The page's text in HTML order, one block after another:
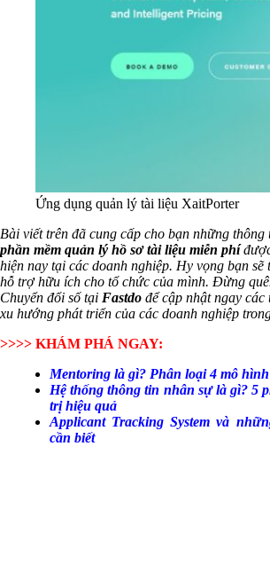
Ứng dụng quản lý tài liệu XaitPorter
Bài viết trên đã cung cấp cho bạn những
phần mềm quản lý hồ sơ tài liệu miễn phí
hiện nay tại các doanh nghiệp. Hy vọng bạn sẽ
hỗ trợ hữu ích cho tổ chức của mình. Đừng
Chuyển đổi số tại Fastdo để cập nhật ngay
xu hướng phát triển của các doanh nghiệp
>>>> KHÁM PHÁ NGAY:
Mentoring là gì? Phân loại 4 mô
Hệ thống thông tin nhân sự là gì? 5
trị hiệu quả
Applicant Tracking System và
cần biết